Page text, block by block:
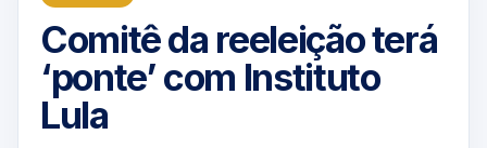
Comitê da reeleição terá
‘ponte’ com Instituto
Lula